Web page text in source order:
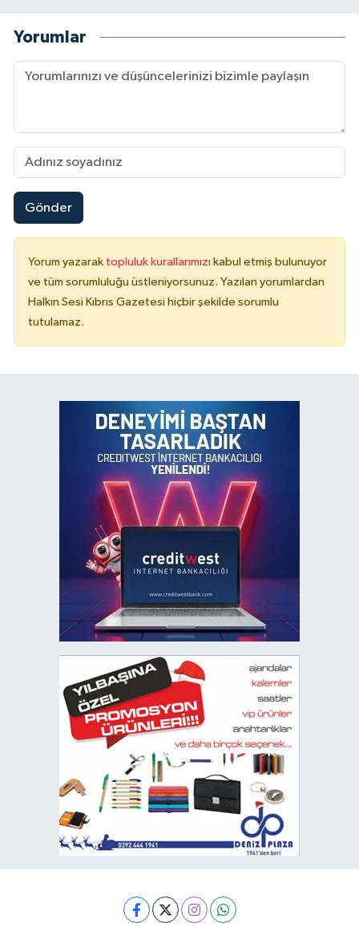
Yorumlar
Gönder
Yorum yazarak topluluk kurallarımızı kabul etmiş bulunuyor
ve tüm sorumluluğu üstleniyorsunuz. Yazılan yorumlardan
Halkın Sesi Kıbrıs Gazetesi hiçbir şekilde sorumlu
tutulamaz.